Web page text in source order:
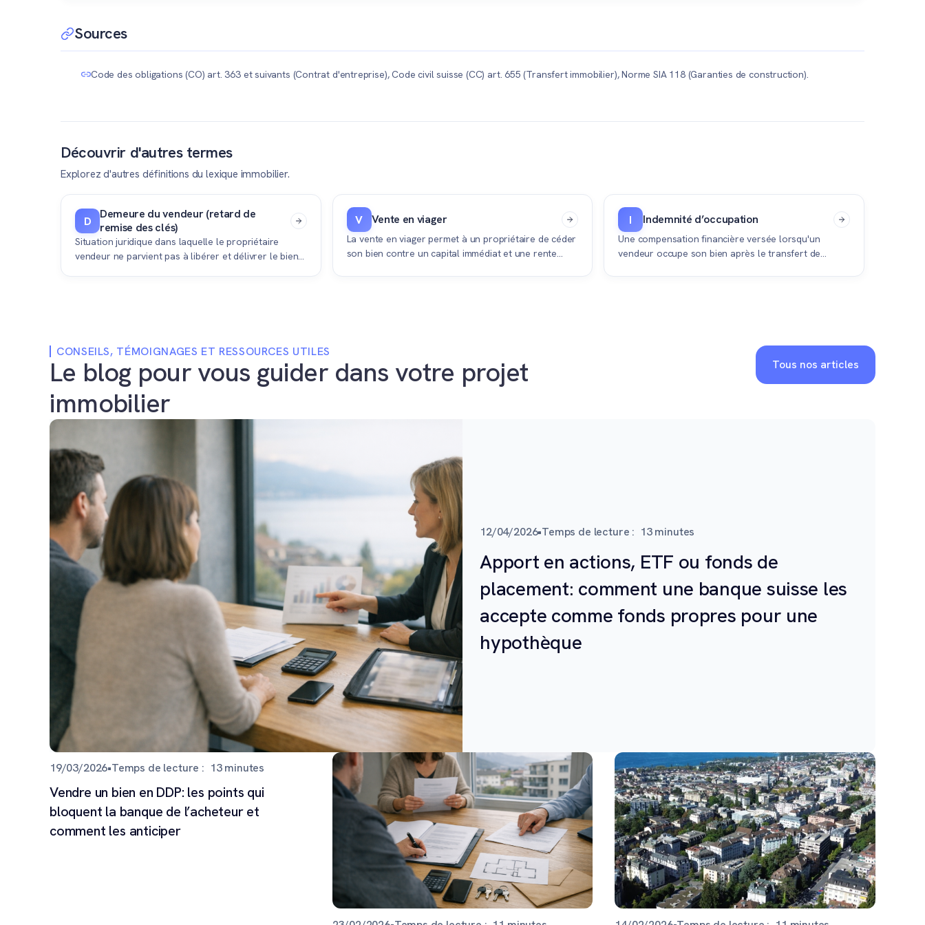
proposer le projet sur plan pour financer leur propre construction.
Sources
Code des obligations (CO) art. 363 et suivants (Contrat d'entreprise), Code civil suisse (CC) art. 655 (Transfert immobilier), Norme SIA 118 (Garanties de construction).
Découvrir d'autres termes
Explorez d'autres définitions du lexique immobilier.
D
Demeure du vendeur (retard de
remise des clés)
Situation juridique dans laquelle le propriétaire
vendeur ne parvient pas à libérer et délivrer le bien
V Vente en viager
La vente en viager permet à un propriétaire de céder
son bien contre un capital immédiat et une rente
I Indemnité d’occupation
Une compensation financière versée lorsqu'un
vendeur occupe son bien après le transfert de
CONSEILS, TÉMOIGNAGES ET RESSOURCES UTILES
Le blog pour vous guider dans votre projet
immobilier
Tous nos articles
12/04/2026•Temps de lecture : 13minutes
Apport en actions, ETF ou fonds de
placement: comment une banque suisse les
accepte comme fonds propres pour une
hypothèque
19/03/2026•Temps de lecture : 13minutes
Vendre un bien en DDP: les points qui
bloquent la banque de l’acheteur et
comment les anticiper